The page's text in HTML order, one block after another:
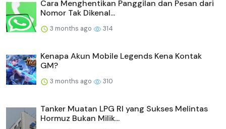
Cara Menghentikan Panggilan dan Pesan dari
Nomor Tak Dikenal...
3 months ago 314
Kenapa Akun Mobile Legends Kena Kontak
GM?
3 months ago 310
Tanker Muatan LPG RI yang Sukses Melintas
Hormuz Bukan Milik...